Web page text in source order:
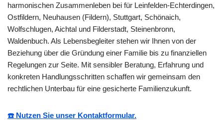
harmonischen Zusammenleben bei für Leinfelden-Echterdingen,
Ostfildern, Neuhausen (Fildern), Stuttgart, Schönaich,
Wolfschlugen, Aichtal und Filderstadt, Steinenbronn,
Waldenbuch. Als Lebensbegleiter stehen wir Ihnen von der
Beziehung über die Gründung einer Familie bis zu finanziellen
Regelungen zur Seite. Mit sensibler Beratung, Erfahrung und
konkreten Handlungsschritten schaffen wir gemeinsam den
rechtlichen Unterbau für eine gesicherte Familienzukunft.
☎️ Nutzen Sie unser Kontaktformular.